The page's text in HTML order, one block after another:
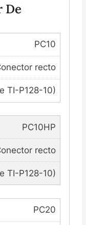
De
PC10
recto
TI-P128-10)
PC10HP
recto
TI-P128-10)
PC20